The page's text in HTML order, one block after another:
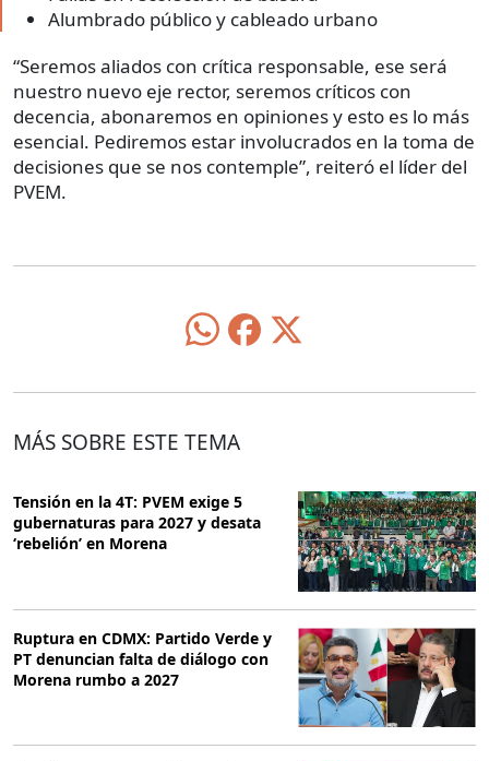
Alumbrado público y cableado urbano
“Seremos aliados con crítica responsable, ese será
nuestro nuevo eje rector, seremos críticos con
decencia, abonaremos en opiniones y esto es lo más
esencial. Pediremos estar involucrados en la toma de
decisiones que se nos contemple”, reiteró el líder del
PVEM.
MÁS SOBRE ESTE TEMA
Tensión en la 4T: PVEM exige 5
gubernaturas para 2027 y desata
‘rebelión’ en Morena
Ruptura en CDMX: Partido Verde y
PT denuncian falta de diálogo con
Morena rumbo a 2027